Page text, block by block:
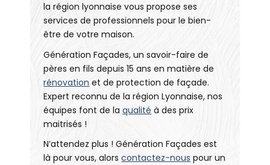
la région lyonnaise vous propose ses
services de professionnels pour le bien-
être de votre maison.
Génération Façades, un savoir-faire de
pères en fils depuis 15 ans en matière de
rénovation et de protection de façade.
Expert reconnu de la région Lyonnaise, nos
équipes font de laqualité à des prix
maitrisés !
N’attendez plus ! Génération Façades est
là pour vous, alorscontactez-nous pour un